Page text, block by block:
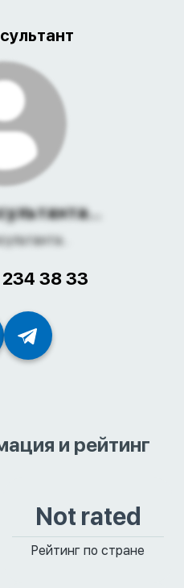
38 33
и рейтинг
Not rated
Рейтинг по стране